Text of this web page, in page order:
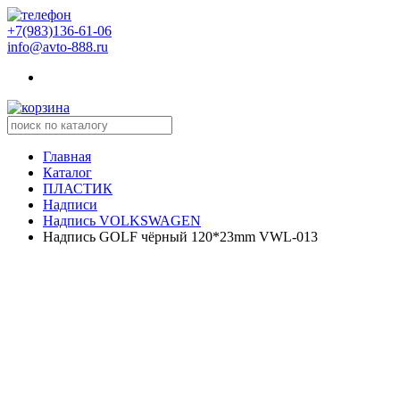
+7(983)136-61-06
info@avto-888.ru
Главная
Каталог
ПЛАСТИК
Надписи
Надпись VOLKSWAGEN
Надпись GOLF чёрный 120*23mm VWL-013